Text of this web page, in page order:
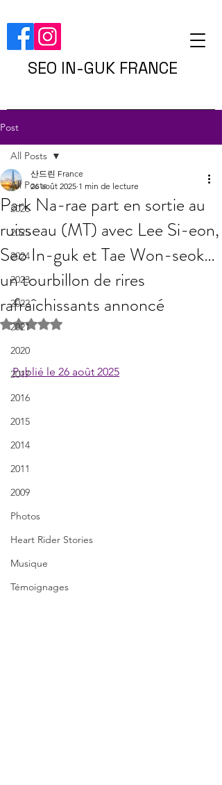
SEO IN-GUK FRANCE
Post
All Posts
2026
2025
2024
2023
2022
2021
2020
2017
2016
2015
2014
2011
2009
Photos
Heart Rider Stories
Musique
Témoignages
All Posts
Park Na-rae part en sortie au
ruisseau (MT) avec Lee Si-eon,
Seo In-guk et Tae Won-seok…
un tourbillon de rires
rafraîchissants annoncé
산드린 France
26 août 2025 1 min de lecture
Noté NaN étoiles sur 5.
Publié le 26 août 2025